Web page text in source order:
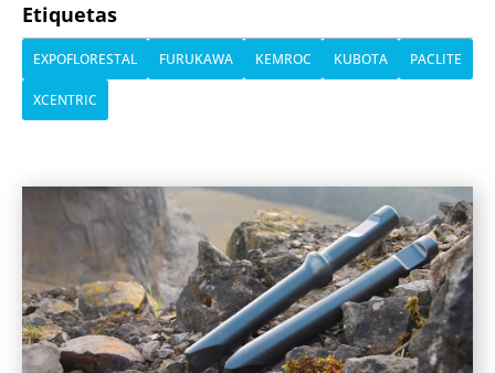
Etiquetas
EXPOFLORESTAL FURUKAWA KEMROC KUBOTA PACLITE
XCENTRIC